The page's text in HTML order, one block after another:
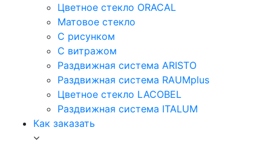
Цветное стекло ORACAL
Матовое стекло
C рисунком
C витражом
Раздвижная система ARISTO
Раздвижная система RAUMplus
Цветное стекло LACOBEL
Раздвижная система ITALUM
Как заказать